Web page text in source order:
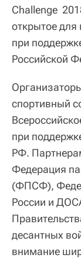
Challenge
открытое для
при
Российской
спортивный
при
РФ.
Федерация
(ФПСФ),
России и
десантных
внимание